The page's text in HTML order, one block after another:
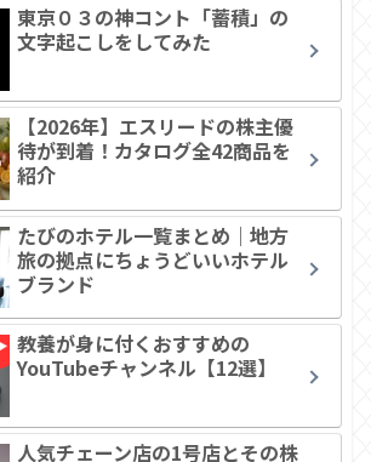
東京０３の神コント「蓄積」の
文字起こしをしてみた
【2026年】エスリードの株主優
待が到着！カタログ全42商品を
紹介
たびのホテル一覧まとめ｜地方
旅の拠点にちょうどいいホテル
ブランド
教養が身に付くおすすめの
YouTubeチャンネル【12選】
人気チェーン店の1号店とその株